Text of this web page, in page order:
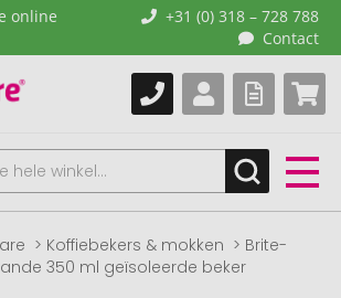
online
+31 (0) 318 – 728 788
Contact
Koffiebekers & mokken
Brite-
350 ml geïsoleerde beker